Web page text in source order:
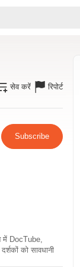
सेव करें रिपोर्ट
Subscribe
में DocTube,
को सावधानी